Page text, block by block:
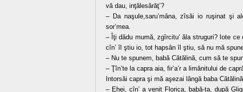
vă dau, inţălesărăţ’?
– Da naşule,saru’mâna, zîsăi io ruşinat şi
sor’mea.
– Îţi dădu mumă, zgîrcitu’ ăla struguri? Iote ce
cîn’ îl ştiu io, tot hapsân îl ştiu, să nu mă
– Nu te spunem, babă Cătălină, cum să te
– Ţîn’te la capra aia, fir’a’r a limănitului de
Intorsăi capra şi mă aşezai lângă baba
– Ehei, cîn’ a venit Florica, babă-ta, după